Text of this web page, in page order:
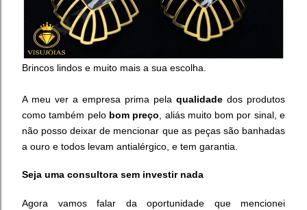
Brincos lindos e muito mais a sua escolha.
A meu ver a empresa prima pela qualidade dos produtos
como também pelo bom preço , aliás muito bom por sinal, e
não posso deixar de mencionar que as peçassão banhadas
a ouro e todos levam antialérgico, e tem garantia.
Seja uma consultora sem investir nada
Agora vamos falar da oportunidade que mencionei